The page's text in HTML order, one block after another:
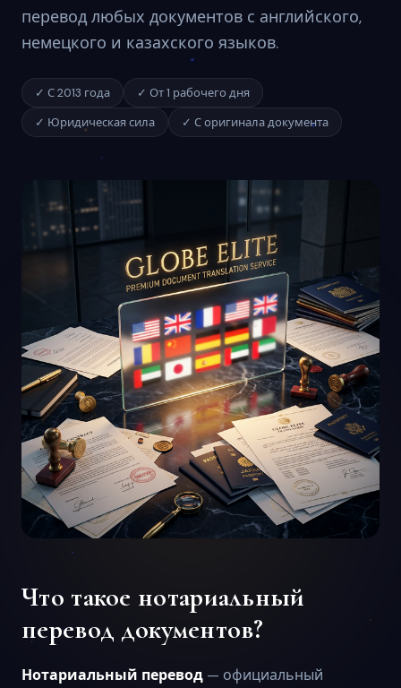
перевод любых документов с английского,
немецкого и казахского языков.
✓ С 2013 года
✓ От 1 рабочего дня
✓ Юридическая сила
✓ С оригинала документа
Что такое нотариальный
перевод документов?
Нотариальный перевод — официальный